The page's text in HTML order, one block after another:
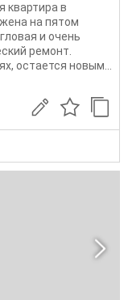
квартира в
на пятом
и очень
ремонт.
остается новым...